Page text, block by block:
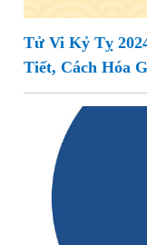
Tử Vi Kỷ Tỵ
Tiết, Cách Hóa